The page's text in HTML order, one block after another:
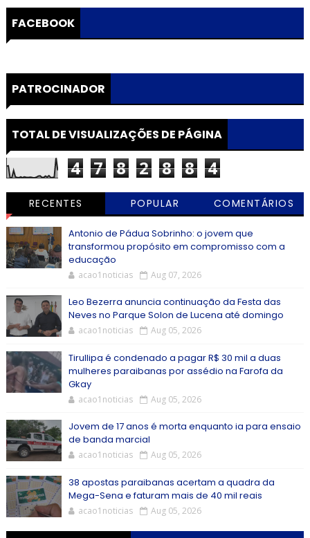
FACEBOOK
PATROCINADOR
TOTAL DE VISUALIZAÇÕES DE PÁGINA
4 7 8 2 8 8 4
RECENTES POPULAR COMENTÁRIOS
Antonio de Pádua Sobrinho: o jovem que
transformou propósito em compromisso com a
educação
acao1noticias Aug 07, 2026
Leo Bezerra anuncia continuação da Festa das
Neves no Parque Solon de Lucena até domingo
acao1noticias Aug 05, 2026
Tirullipa é condenado a pagar R$ 30 mil a duas
mulheres paraibanas por assédio na Farofa da
Gkay
acao1noticias Aug 05, 2026
Jovem de 17 anos é morta enquanto ia para ensaio
de banda marcial
acao1noticias Aug 05, 2026
38 apostas paraibanas acertam a quadra da
Mega-Sena e faturam mais de 40 mil reais
acao1noticias Aug 05, 2026